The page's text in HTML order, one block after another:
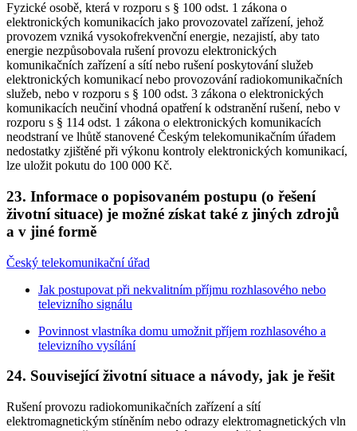
Fyzické osobě, která v rozporu s § 100 odst. 1 zákona o
elektronických komunikacích jako provozovatel zařízení, jehož
provozem vzniká vysokofrekvenční energie, nezajistí, aby tato
energie nezpůsobovala rušení provozu elektronických
komunikačních zařízení a sítí nebo rušení poskytování služeb
elektronických komunikací nebo provozování radiokomunikačních
služeb, nebo v rozporu s § 100 odst. 3 zákona o elektronických
komunikacích neučiní vhodná opatření k odstranění rušení, nebo v
rozporu s § 114 odst. 1 zákona o elektronických komunikacích
neodstraní ve lhůtě stanovené Českým telekomunikačním úřadem
nedostatky zjištěné při výkonu kontroly elektronických komunikací,
lze uložit pokutu do 100 000 Kč.
23. Informace o popisovaném postupu (o řešení
životní situace) je možné získat také z jiných zdrojů
a v jiné formě
Český telekomunikační úřad
Jak postupovat při nekvalitním příjmu rozhlasového nebo
televizního signálu
Povinnost vlastníka domu umožnit příjem rozhlasového a
televizního vysílání
24. Související životní situace a návody, jak je řešit
Rušení provozu radiokomunikačních zařízení a sítí
elektromagnetickým stíněním nebo odrazy elektromagnetických vln